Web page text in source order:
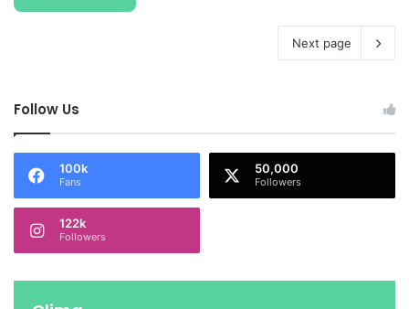
Next page
Follow Us
100k
Fans
50,000
Followers
122k
Followers